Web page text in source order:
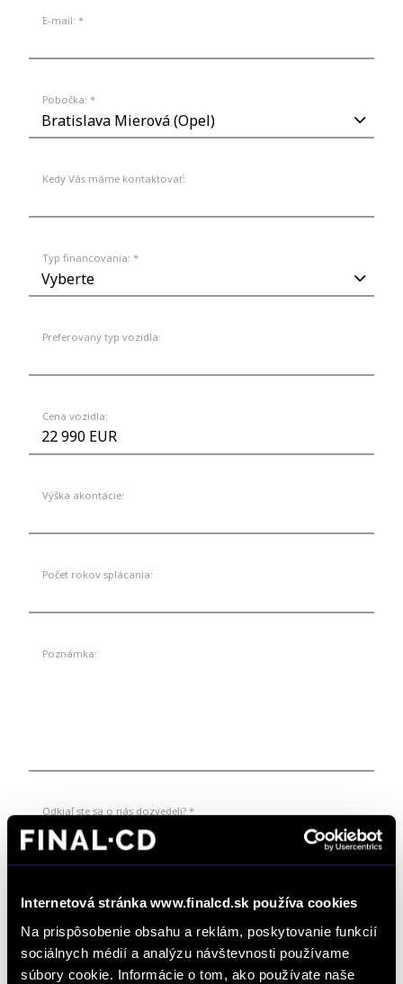
Internetová stránka www.finalcd.sk používa cookies
Na prispôsobenie obsahu a reklám, poskytovanie funkcií
sociálnych médií a analýzu návštevnosti používame
súbory cookie. Informácie o tom, ako používate naše
E-mail: *
Pobočka: *
Kedy Vás máme kontaktovať:
Typ financovania: *
Preferovaný typ vozidla:
Cena vozidla:
Výška akontácie:
Počet rokov splácania:
Poznámka:
Odkiaľ ste sa o nás dozvedeli? *
vybavovania objednávok, dopytov na produkty a služby, žiadostí a podnetov zadaných
spracúvania osobných údajov sa oboznámim TU.
Súhlasím so zasielaním marketingových emailov a elektronických
vozidiel FINAL-CD. S podmienkami spracúvania osobných údajov na tento účel sa